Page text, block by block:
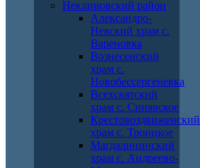
Неклиновский район
Александро-
Невский храм с.
Вареновка
Вознесенский
храм с.
Новобессергеневка
Всехсвятский
храм с. Синявское
Крестовоздвиженский
храм с. Троицкое
Магдалининский
храм с. Андреево-